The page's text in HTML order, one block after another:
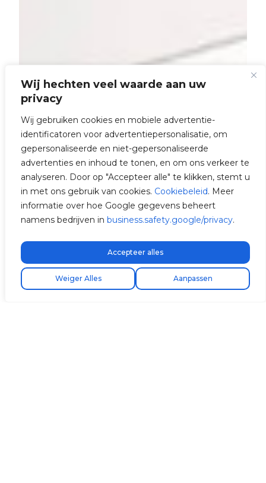
Wij hechten veel waarde aan uw
privacy
Wij gebruiken cookies en mobiele advertentie-
identificatoren voor advertentiepersonalisatie, om
gepersonaliseerde en niet-gepersonaliseerde
advertenties en inhoud te tonen, en om ons verkeer te
analyseren. Door op "Accepteer alle" te klikken, stemt u
in met ons gebruik van cookies. Cookiebeleid. Meer
informatie over hoe Google gegevens beheert
namens bedrijven in business.safety.google/privacy.
Aanpassen
Weiger Alles
Accepteer alles
Gratis express verzending!
Vind uw installateur